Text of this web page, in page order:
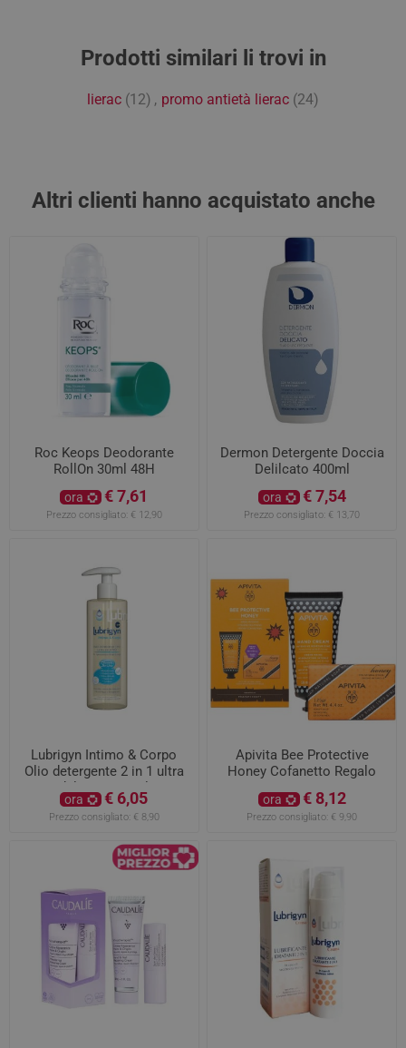
Prodotti similari li trovi in
lierac (12) , promo antietà lierac (24)
Altri clienti hanno acquistato anche
Roc Keops Deodorante
RollOn 30ml 48H
ora € 7,61
Prezzo consigliato: € 12,90
Dermon Detergente Doccia
Delilcato 400ml
ora € 7,54
Prezzo consigliato: € 13,70
Lubrigyn Intimo & Corpo
Olio detergente 2 in 1 ultra
delicato 400ml
ora € 6,05
Prezzo consigliato: € 8,90
Apivita Bee Protective
Honey Cofanetto Regalo
ora € 8,12
Prezzo consigliato: € 9,90